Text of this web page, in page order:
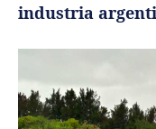
industria